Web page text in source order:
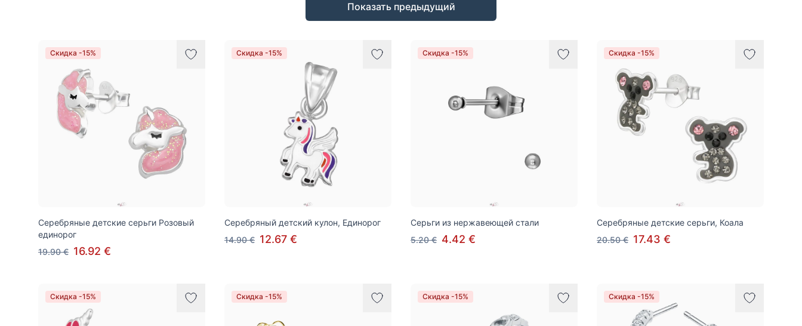
Показать предыдущий
Скидка -15%
Серебряные детские серьги Розовый
единорог
19.90 € 16.92 €
Скидка -15%
Серебряный детский кулон, Единорог
14.90 € 12.67 €
Скидка -15%
Серьги из нержавеющей стали
5.20 € 4.42 €
Скидка -15%
Серебряные детские серьги, Коала
20.50 € 17.43 €
Скидка -15% Скидка -15% Скидка -15% Скидка -15%